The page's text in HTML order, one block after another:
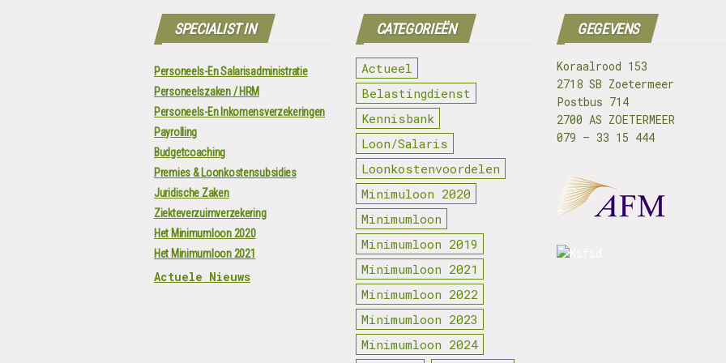
SPECIALIST IN
Personeels-En Salarisadministratie
Personeelszaken / HRM
Personeels-En Inkomensverzekeringen
Payrolling
Budgetcoaching
Premies & Loonkostensubsidies
Juridische Zaken
Ziekteverzuimverzekering
Het Minimumloon 2020
Het Minimumloon 2021
Actuele Nieuws
CATEGORIEËN
Actueel
Belastingdienst
Kennisbank
Loon/Salaris
Loonkostenvoordelen
Minimuloon 2020
Minimumloon
Minimumloon 2019
Minimumloon 2021
Minimumloon 2022
Minimumloon 2023
Minimumloon 2024
GEGEVENS
Koraalrood 153
2718 SB Zoetermeer
Postbus 714
2700 AS ZOETERMEER
079 – 33 15 444